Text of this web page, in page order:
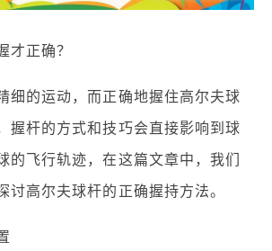
才正确？
细的运动，而正确地握住高尔夫球
握杆的方式和技巧会直接影响到球
的飞行轨迹，在这篇文章中，我们
讨高尔夫球杆的正确握持方法。